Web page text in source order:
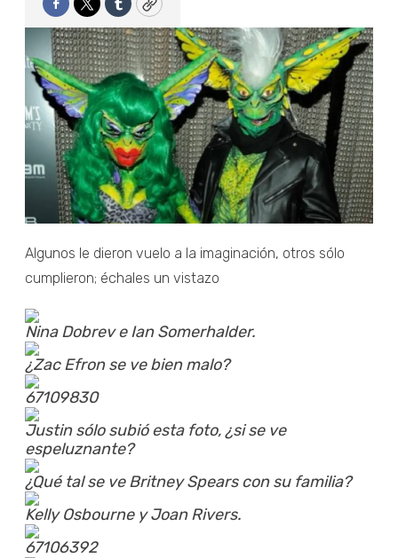
Facebook
TwitterTumblrCopy
Algunos le dieron vuelo a la imaginación, otros sólo
cumplieron; échales un vistazo
Nina Dobrev e Ian Somerhalder.
¿Zac Efron se ve bien malo?
67109830
Justin sólo subió esta foto, ¿si se ve
espeluznante?
¿Qué tal se ve Britney Spears con su familia?
Kelly Osbourne y Joan Rivers.
67106392